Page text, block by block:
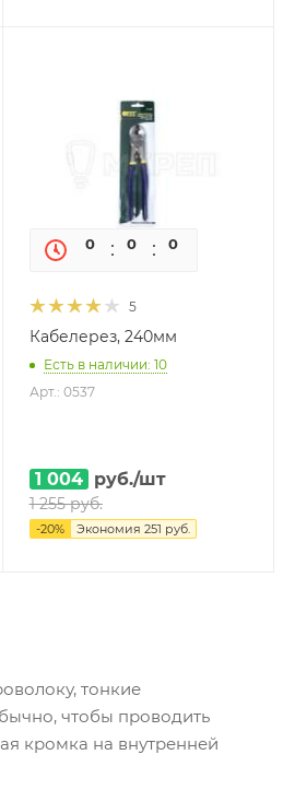
0 0 0
5
Кабелерез, 240мм
Есть в наличии: 10
Арт.: 0537
1 004 руб./шт
1 255руб.
-20% Экономия 251 руб.
тонкие
чтобы проводить
кромка на внутренней